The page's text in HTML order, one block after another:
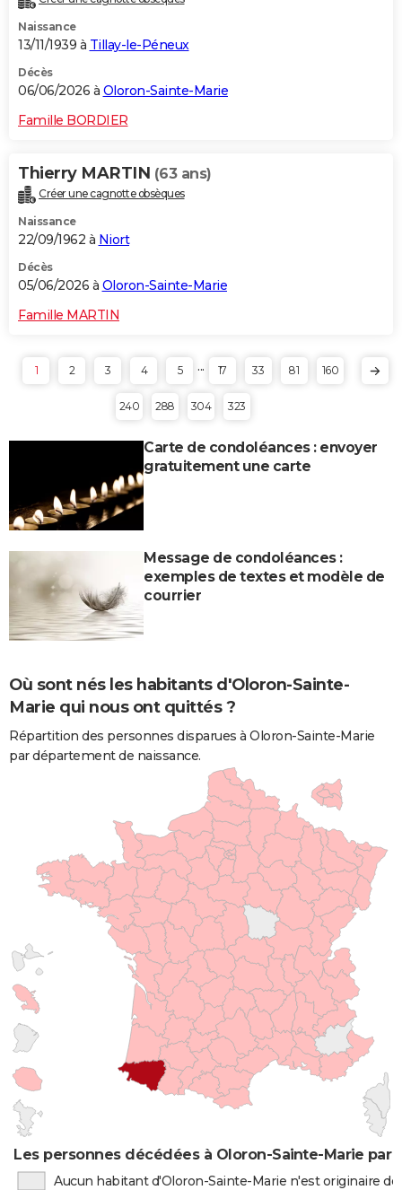
Naissance
13/11/1939 à Tillay-le-Péneux
Décès
06/06/2026 à Oloron-Sainte-Marie
Famille BORDIER
Thierry MARTIN (63 ans)
Créer une cagnotte obsèques
Naissance
22/09/1962 à Niort
Décès
05/06/2026 à Oloron-Sainte-Marie
Famille MARTIN
1 2 3 4 5 ... 17 33 81 160
240 288 304 323
Carte de condoléances : envoyer
gratuitement une carte
Message de condoléances :
exemples de textes et modèle de
courrier
Où sont nés les habitants d'Oloron-Sainte-
Marie qui nous ont quittés ?
Répartition des personnes disparues à Oloron-Sainte-Marie
par département de naissance.
Les personnes décédées à Oloron-Sainte-Marie par
Aucun habitant d'Oloron-Sainte-Marie n'est originaire